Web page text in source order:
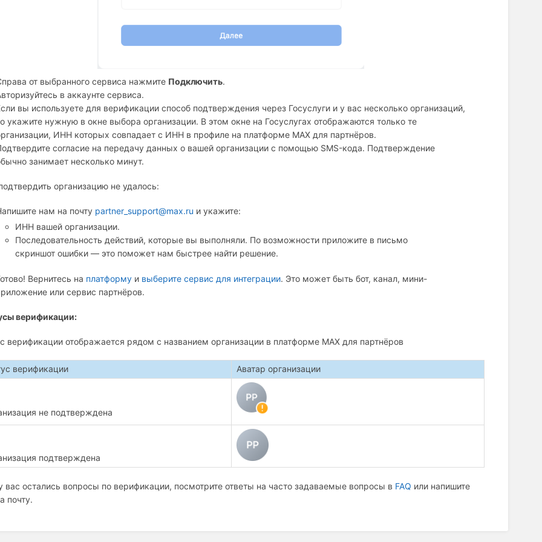
от выбранного сервиса нажмите Подключить.
в аккаунте сервиса.
вы используете для верификации способ подтверждения через Госуслуги и у вас несколько организаций,
укажите нужную в окне выбора организации. В этом окне на Госуслугах отображаются только те
ИНН которых совпадает с ИНН в профиле на платформе MAX для партнёров.
согласие на передачу данных о вашей организации с помощью SMS-кода. Подтверждение
занимает несколько минут.
организацию не удалось:
нам на почту partner_support@max.ru и укажите:
ИНН вашей организации.
Последовательность действий, которые вы выполняли. По возможности приложите в письмо
скриншот ошибки — это поможет нам быстрее найти решение.
Вернитесь на платформу и выберите сервис для интеграции. Это может быть бот, канал, мини-
или сервис партнёров.
верификации:
верификации отображается рядом с названием организации в платформе MAX для партнёров
верификации Аватар организации
не подтверждена
подтверждена
вас остались вопросы по верификации, посмотрите ответы на часто задаваемые вопросы в FAQ или напишите
почту.